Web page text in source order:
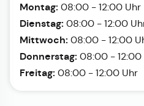
Montag: 08:00 - 12:00 Uhr
Dienstag: 08:00 - 12:00
Mittwoch: 08:00 - 12:00
Donnerstag: 08:00 - 12:00
Freitag: 08:00 - 12:00 Uhr